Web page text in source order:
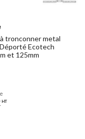
tronconner metal
Ecotech
et 125mm
HT